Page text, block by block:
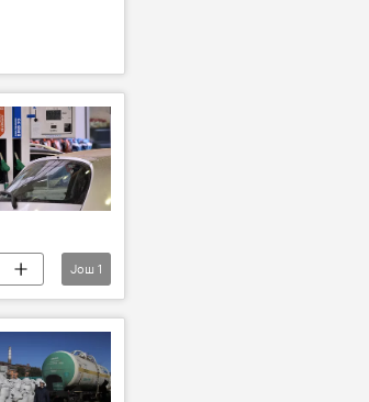
Још 1